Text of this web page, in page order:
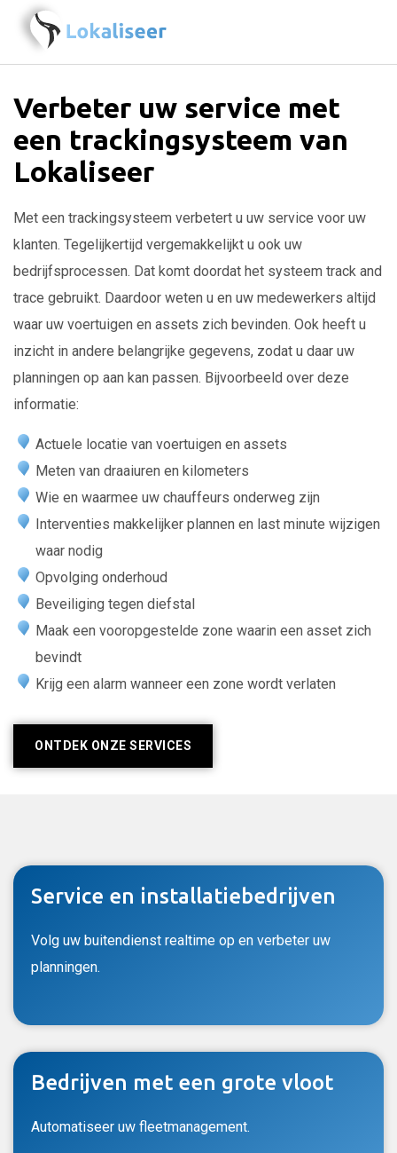
Verbeter uw service met
een trackingsysteem van
Lokaliseer
Met een trackingsysteem verbetert u uw service voor uw
klanten. Tegelijkertijd vergemakkelijkt u ook uw
bedrijfsprocessen. Dat komt doordat het systeem track and
trace gebruikt. Daardoor weten u en uw medewerkers altijd
waar uw voertuigen en assets zich bevinden. Ook heeft u
inzicht in andere belangrijke gegevens, zodat u daar uw
planningen op aan kan passen. Bijvoorbeeld over deze
informatie:
Actuele locatie van voertuigen en assets
Meten van draaiuren en kilometers
Wie en waarmee uw chauffeurs onderweg zijn
Interventies makkelijker plannen en last minute wijzigen
waar nodig
Opvolging onderhoud
Beveiliging tegen diefstal
Maak een vooropgestelde zone waarin een asset zich
bevindt
Krijg een alarm wanneer een zone wordt verlaten
ONTDEK ONZE SERVICES
Service en installatiebedrijven
Volg uw buitendienst realtime op en verbeter uw
planningen.
Bedrijven met een grote vloot
Automatiseer uw fleetmanagement.